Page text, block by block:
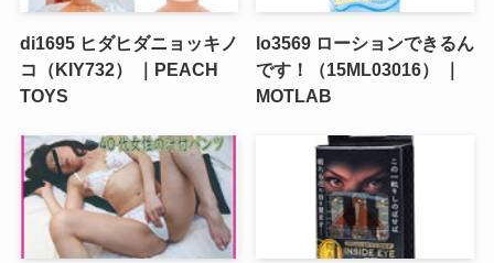
di1695 ヒダヒダニョッキノ
コ（KIY732） ｜PEACH
TOYS
lo3569 ローションできるん
です！（15ML03016） ｜
MOTLAB